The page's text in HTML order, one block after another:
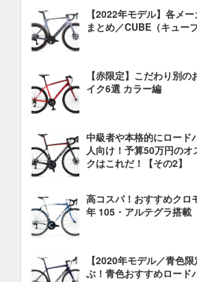
【2022年モデル】各メ
まとめ／CUBE（キューブ
【赤限定】こだわり別
イク6選 カラー編
中級者や本格的にロード
人向け！予算50万円のオ
クはこれだ！【その2】
高コスパ！おすすめクロ
年 105・アルテグラ搭載
【2020年モデル／青色
ぶ！青色おすすめロード